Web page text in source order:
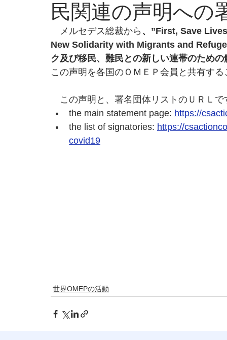
民関連の声明への
メルセデス総裁から 、”First, Save
New Solidarity with Migrants and
ク及び移民、難民との新しい連帯のための
この声明を各国のＯＭＥＰ会員と共有す
この声明と、署名団体リストのＵＲＬで
the main statement page: https://
the list of signatories: https://
covid19
世界OMEPの活動